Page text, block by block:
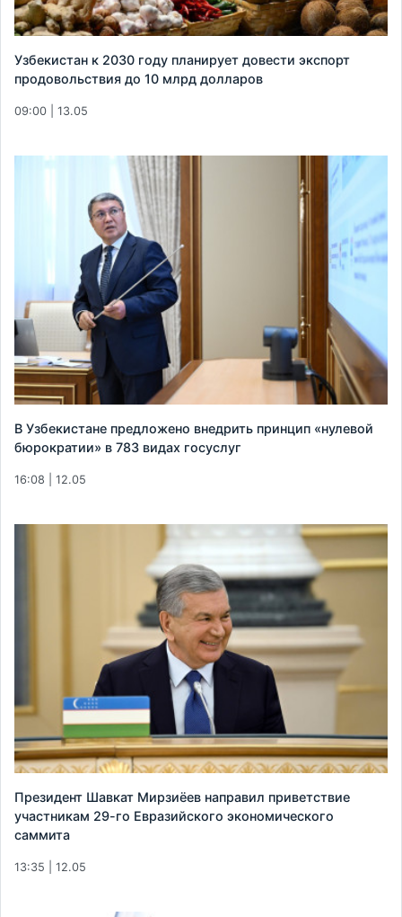
Узбекистан к 2030 году планирует довести экспорт
продовольствия до 10 млрд долларов
09:00 | 13.05
В Узбекистане предложено внедрить принцип «нулевой
бюрократии» в 783 видах госуслуг
16:08 | 12.05
Президент Шавкат Мирзиёев направил приветствие
участникам 29-го Евразийского экономического
саммита
13:35 | 12.05